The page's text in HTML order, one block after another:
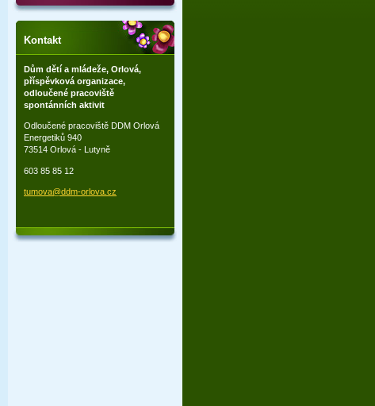
Kontakt
Dům dětí a mládeže, Orlová,
příspěvková organizace,
odloučené pracoviště
spontánních aktivit
Odloučené pracoviště DDM Orlová
Energetiků 940
73514 Orlová - Lutyně
603 85 85 12
tumova@ddm-orlova.cz